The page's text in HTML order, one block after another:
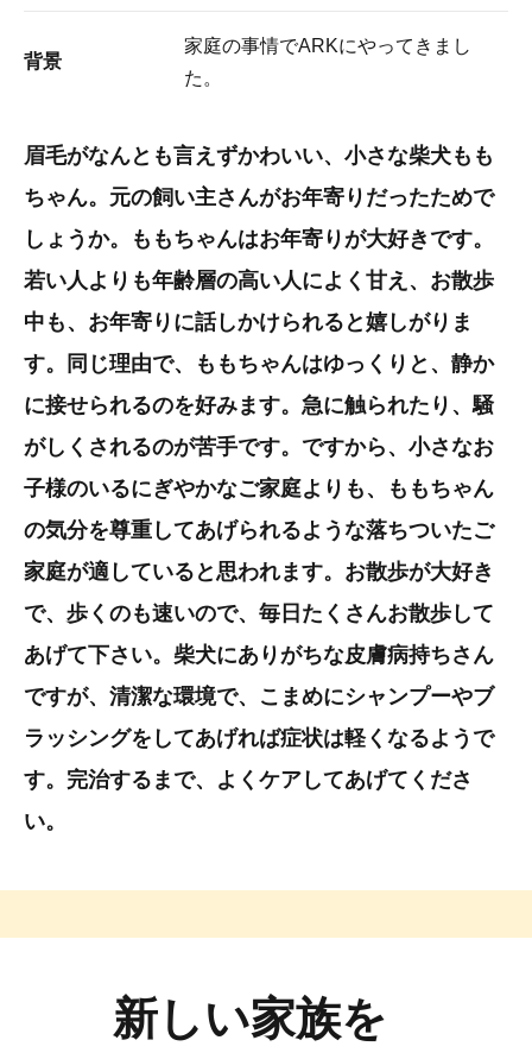
背景
家庭の事情でARKにやってきまし
た。
眉毛がなんとも言えずかわいい、小さな柴犬もも
ちゃん。元の飼い主さんがお年寄りだったためで
しょうか。ももちゃんはお年寄りが大好きです。
若い人よりも年齢層の高い人によく甘え、お散歩
中も、お年寄りに話しかけられると嬉しがりま
す。同じ理由で、ももちゃんはゆっくりと、静か
に接せられるのを好みます。急に触られたり、騒
がしくされるのが苦手です。ですから、小さなお
子様のいるにぎやかなご家庭よりも、ももちゃん
の気分を尊重してあげられるような落ちついたご
家庭が適していると思われます。お散歩が大好き
で、歩くのも速いので、毎日たくさんお散歩して
あげて下さい。柴犬にありがちな皮膚病持ちさん
ですが、清潔な環境で、こまめにシャンプーやブ
ラッシングをしてあげれば症状は軽くなるようで
す。完治するまで、よくケアしてあげてくださ
い。
新しい家族を